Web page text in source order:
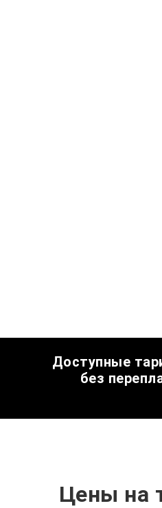
Доступные
без
Цены на